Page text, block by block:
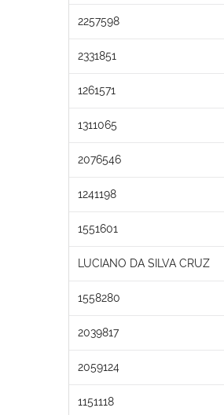
2257598
2331851
1261571
1311065
2076546
1241198
1551601
LUCIANO DA SILVA CRUZ
1558280
2039817
2059124
1151118